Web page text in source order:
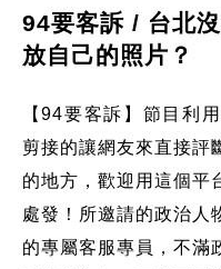
94要客訴 / 台北
放自己的照片？
【94要客訴】節目利
剪接的讓網友來直接評
的地方，歡迎用這個平
處發！所邀請的政治人
的專屬客服專員，不滿